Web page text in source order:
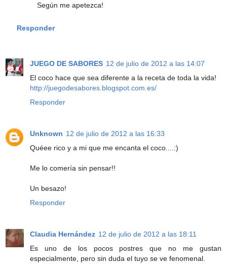
Según me apetezca!
Responder
JUEGO DE SABORES 12 de julio de 2012 a las 14:07
El coco hace que sea diferente a la receta de toda la vida!
http://juegodesabores.blogspot.com.es/
Responder
Unknown 12 de julio de 2012 a las 16:33
Quéee rico y a mi que me encanta el coco....:)
Me lo comería sin pensar!!
Un besazo!
Responder
Claudia Hernández 12 de julio de 2012 a las 18:11
Es uno de los pocos postres que no me gustan
especialmente, pero sin duda el tuyo se ve fenomenal.